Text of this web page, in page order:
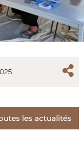
les actualités